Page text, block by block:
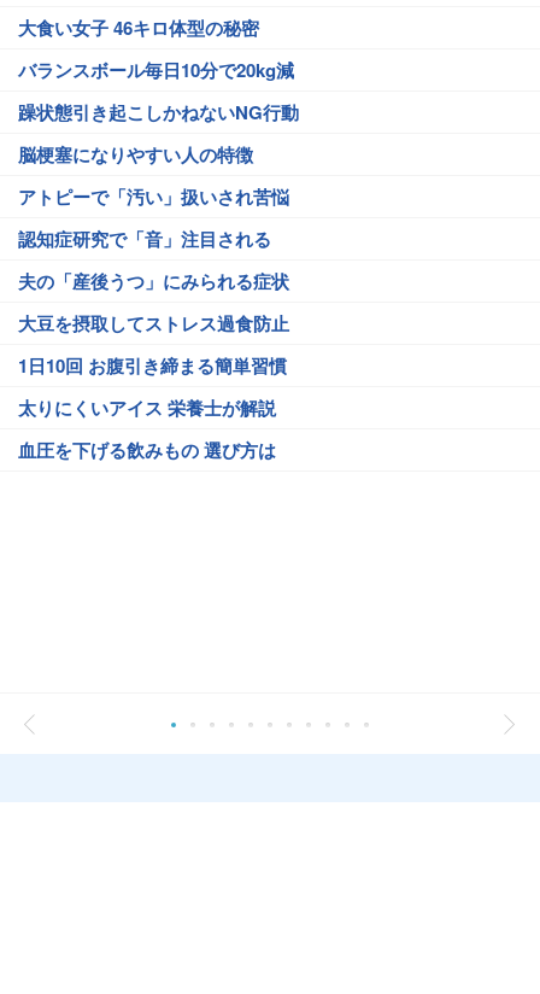
大食い女子 46キロ体型の秘密
バランスボール毎日10分で20kg減
躁状態引き起こしかねないNG行動
脳梗塞になりやすい人の特徴
アトピーで「汚い」扱いされ苦悩
認知症研究で「音」注目される
夫の「産後うつ」にみられる症状
大豆を摂取してストレス過食防止
1日10回 お腹引き締まる簡単習慣
太りにくいアイス 栄養士が解説
血圧を下げる飲みもの 選び方は